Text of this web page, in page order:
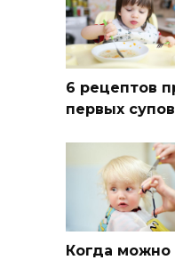
6 рецептов
первых
Когда